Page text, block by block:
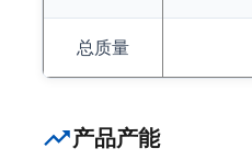
总质量
产品产能